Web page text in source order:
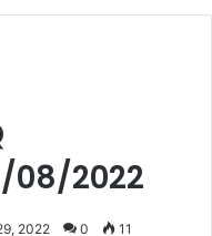
08/2022
2022 0 11